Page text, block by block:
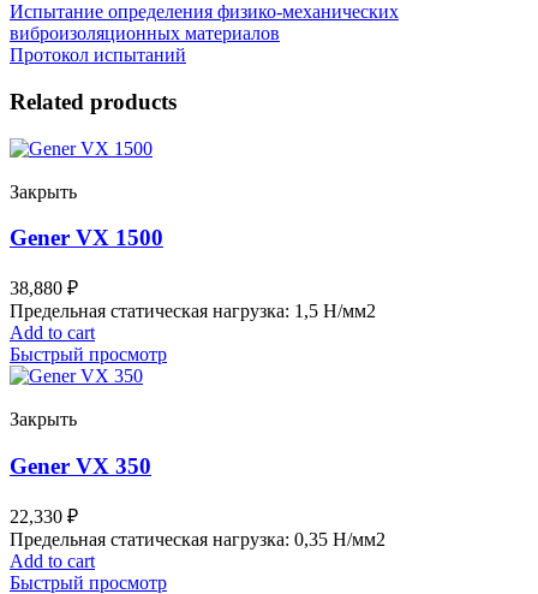
Испытание определения физико-механических
виброизоляционных материалов
Протокол испытаний
Related products
Закрыть
Gener VX 1500
38,880 ₽
Предельная статическая нагрузка: 1,5 Н/мм2
Add to cart
Быстрый просмотр
Закрыть
Gener VX 350
22,330 ₽
Предельная статическая нагрузка: 0,35 Н/мм2
Add to cart
Быстрый просмотр